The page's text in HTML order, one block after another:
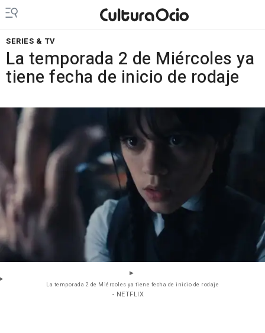
SERIES & TV
La temporada 2 de Miércoles ya
tiene fecha de inicio de rodaje
La temporada 2 de Miércoles ya tiene fecha de inicio de rodaje
- NETFLIX